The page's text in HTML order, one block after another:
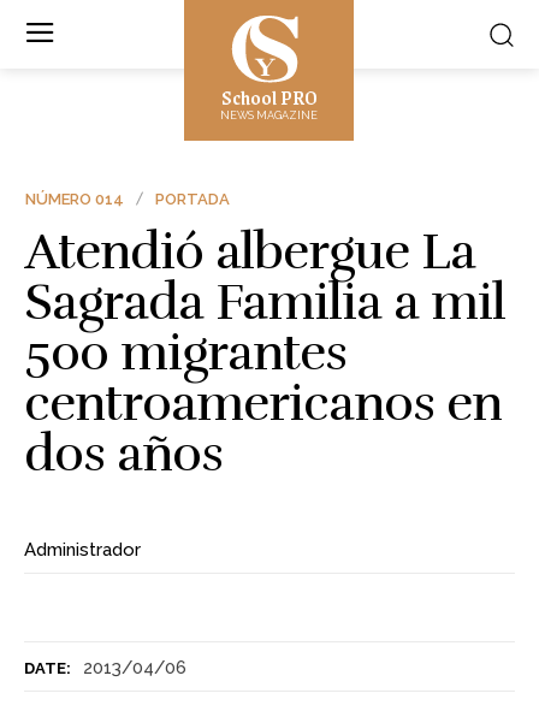
School PRO
NEWS MAGAZINE
DATE: 2013/04/06
NÚMERO 014 PORTADA
Atendió albergue La
Sagrada Familia a mil
500 migrantes
centroamericanos en
dos años
Administrador